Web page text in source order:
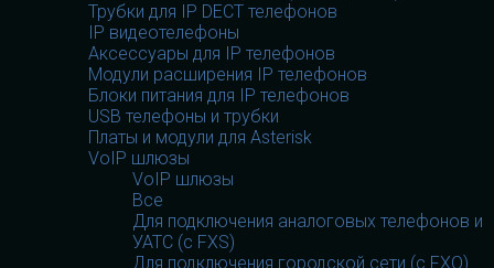
Трубки для IP DECT телефонов
IP видеотелефоны
Аксессуары для IP телефонов
Модули расширения IP телефонов
Блоки питания для IP телефонов
USB телефоны и трубки
Платы и модули для Asterisk
VoIP шлюзы
VoIP шлюзы
Все
Для подключения аналоговых телефонов и
УАТС (с FXS)
Для подключения городской сети (с FXO)